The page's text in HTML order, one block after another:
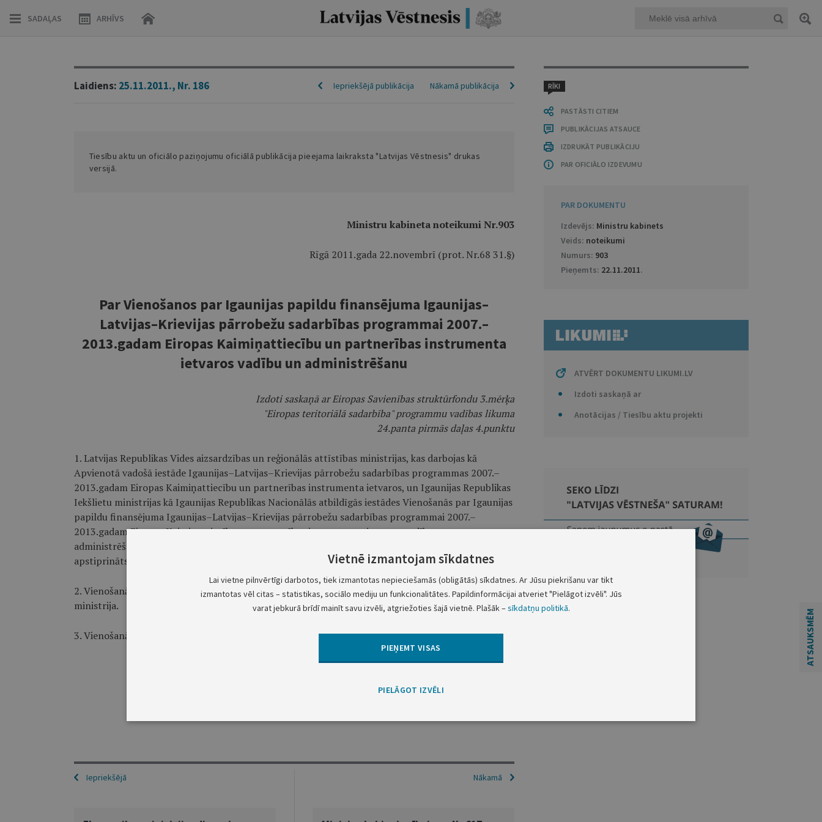
SADAĻAS ARHĪVS
RĪKI
PASTĀSTI CITIEM
PUBLIKĀCIJAS ATSAUCE
IZDRUKĀT PUBLIKĀCIJU
PAR OFICIĀLO IZDEVUMU
PAR DOKUMENTU
Izdevējs: Ministru kabinets
Veids: noteikumi
Numurs: 903
Pieņemts: 22.11.2011.
ATVĒRT DOKUMENTU LIKUMI.LV
Izdoti saskaņā ar
Anotācijas / Tiesību aktu projekti
Laidiens: 25.11.2011., Nr. 186 Nākamā publikācija
Iepriekšējā publikācija
Tiesību aktu un oficiālo paziņojumu oficiālā publikācija pieejama laikraksta "Latvijas Vēstnesis" drukas
versijā.
Ministru kabineta noteikumi Nr.903
Rīgā 2011.gada 22.novembrī (prot. Nr.68 31.§)
Par Vienošanos par Igaunijas papildu finansējuma Igaunijas–
Latvijas–Krievijas pārrobežu sadarbības programmai 2007.–
2013.gadam Eiropas Kaimiņattiecību un partnerības instrumenta
ietvaros vadību un administrēšanu
Izdoti saskaņā ar Eiropas Savienības struktūrfondu 3.mērķa
"Eiropas teritoriālā sadarbība" programmu vadības likuma
24.panta pirmās daļas 4.punktu
1. Latvijas Republikas Vides aizsardzības un reģionālās attīstības ministrijas, kas darbojas kā
Apvienotā vadošā iestāde Igaunijas–Latvijas–Krievijas pārrobežu sadarbības programmas 2007.–
2013.gadam Eiropas Kaimiņattiecību un partnerības instrumenta ietvaros, un Igaunijas Republikas
Iekšlietu ministrijas kā Igaunijas Republikas Nacionālās atbildīgās iestādes Vienošanās par Igaunijas
papildu finansējuma Igaunijas–Latvijas–Krievijas pārrobežu sadarbības programmai 2007.–
2013.gadam Eiropas Kaimiņattiecību un partnerības instrumenta ietvaros vadību un
administrēšanu (turpmāk – vienošanās) projekts ar šiem noteikumiem tiek pieņemts un
apstiprināts.
2. Vienošanās paredzēto saistību izpildi koordinē Vides aizsardzības un reģionālās attīstības
ministrija.
3. Vienošanās stājas spēkā tās 26.punktā noteiktajā laikā un kārtībā.
Ministru prezidentsV.Dombrovskis
Vides aizsardzības un
Iepriekšējā Nākamā
ATSAUKSMĒM
Vietnē izmantojam sīkdatnes
Lai vietne pilnvērtīgi darbotos, tiek izmantotas nepieciešamās (obligātās) sīkdatnes. Ar Jūsu piekrišanu var tikt
izmantotas vēl citas – statistikas, sociālo mediju un funkcionalitātes. Papildinformācijai atveriet "Pielāgot izvēli". Jūs
varat jebkurā brīdī mainīt savu izvēli, atgriežoties šajā vietnē. Plašāk –sīkdatņu politikā.
PIEŅEMT VISAS
PIELĀGOT IZVĒLI